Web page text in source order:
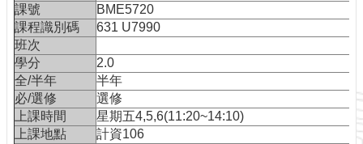
聯
絡
資
訊
網
站
導
覽
課號
BME5720
課程識別碼
631 U7990
班次
學分
2.0
全/半年
半年
必/選修
選修
上課時間
星期五4,5,6(11:20~14:10)
上課地點
計資106